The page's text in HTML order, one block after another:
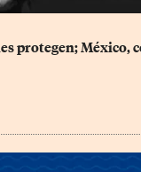
protegen; México,